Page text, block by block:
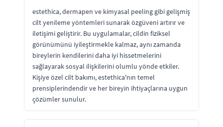
estethica, dermapen ve kimyasal peeling gibi gelişmiş
cilt yenileme yöntemleri sunarak özgüveni artırır ve
iletişimi geliştirir. Bu uygulamalar, cildin fiziksel
görünümünü iyileştirmekle kalmaz, aynı zamanda
bireylerin kendilerini daha iyi hissetmelerini
sağlayarak sosyal ilişkilerini olumlu yönde etkiler.
Kişiye özel cilt bakımı, estethica'nın temel
prensiplerindendir ve her bireyin ihtiyaçlarına uygun
çözümler sunulur.